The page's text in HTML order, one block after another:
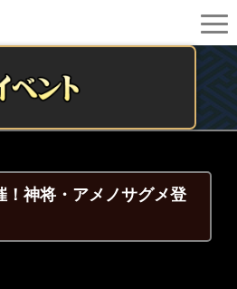
！神将・アメノサグメ登